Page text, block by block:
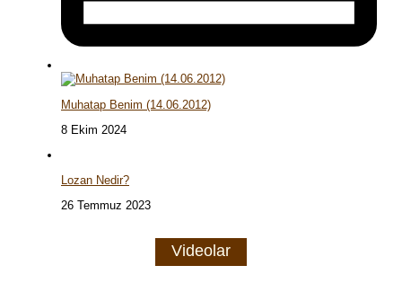
Muhatap Benim (14.06.2012)
8 Ekim 2024
Lozan Nedir?
26 Temmuz 2023
Videolar